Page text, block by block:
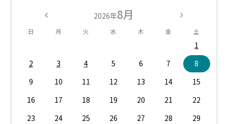
2026年8月
日 月 火 水 木 金 土
1
2
3 4 5 6 7
8
9
10 11 12 13 14
15
16
17 18 19 20 21
22
23
24 25 26 27 28
29